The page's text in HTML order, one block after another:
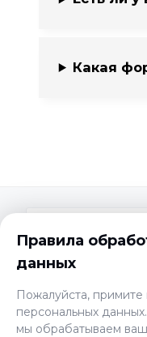
Какая
ЗАКАЗАТЬ
Правила
данных
Пожалуйста,
персональных
мы обрабатываем